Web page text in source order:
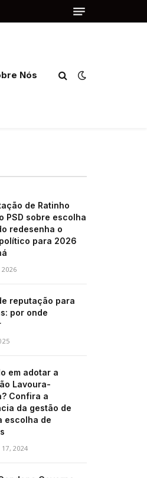
Nós
de Ratinho
PSD sobre escolha
redesenha o
para 2026
2026
reputação para
por onde
em adotar a
Lavoura-
Confira a
da gestão de
escolha de
17, 2024